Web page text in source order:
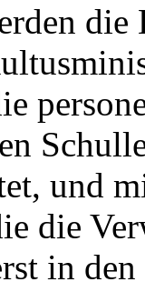
und
die
in